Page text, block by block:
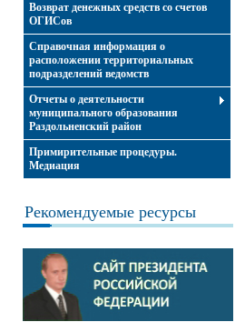
Возврат денежных средств со счетов
ОГИСов
Справочная информация о
расположении территориальных
подразделений ведомств
Отчеты о деятельности
муниципального образования
Раздольненский район
Примирительные процедуры.
Медиация
Рекомендуемые ресурсы